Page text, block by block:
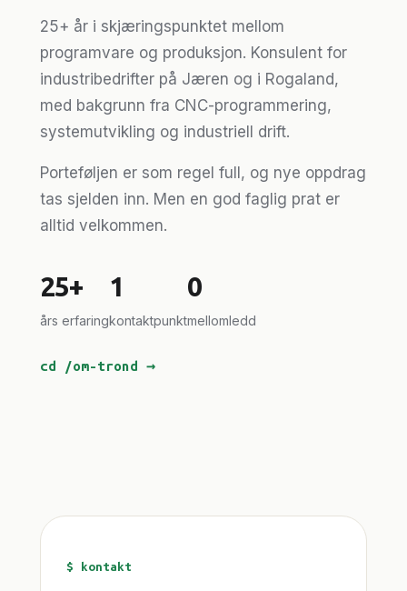
25+ år i skjæringspunktet mellom
programvare og produksjon. Konsulent for
industribedrifter på Jæren og i Rogaland,
med bakgrunn fra CNC-programmering,
systemutvikling og industriell drift.
Porteføljen er som regel full, og nye oppdrag
tas sjelden inn. Men en god faglig prat er
alltid velkommen.
25+
års erfaring
1
kontaktpunkt
0
mellomledd
cd /om-trond →
$ kontakt